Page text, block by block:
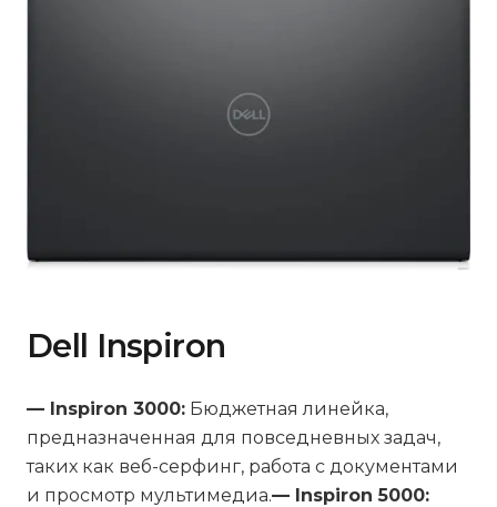
Dell Inspiron
— Inspiron 3000: Бюджетная линейка,
предназначенная для повседневных задач,
таких как веб-серфинг, работа с документами
и просмотр мультимедиа.— Inspiron 5000: